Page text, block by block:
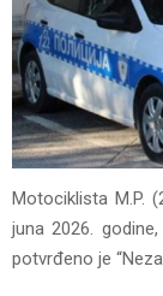
Motociklista M.P.
juna 2026.
potvrđeno je